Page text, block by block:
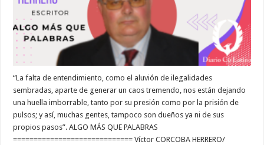
“La falta de entendimiento, como el aluvión de ilegalidades
sembradas, aparte de generar un caos tremendo, nos están dejando
una huella imborrable, tanto por su presión como por la prisión de
pulsos; y así, muchas gentes, tampoco son dueños ya ni de sus
propios pasos”. ALGO MÁS QUE PALABRAS
============================= Víctor CORCOBA HERRERO/